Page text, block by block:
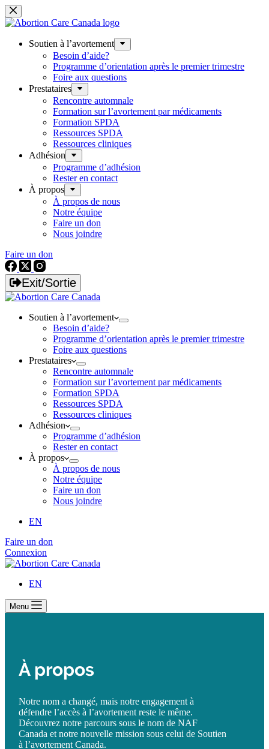
Skip
to
Soutien à l’avortement
Besoin d’aide?
Programme d’orientation après le premier trimestre
Foire aux questions
Prestataires
Rencontre automnale
Formation sur l’avortement par médicaments
Formation SPDA
Ressources SPDA
Ressources cliniques
Adhésion
Programme d’adhésion
Rester en contact
À propos
À propos de nous
Notre équipe
Faire un don
Nous joindre
Faire un don
Exit/Sortie
Soutien à l’avortement
Besoin d’aide?
Programme d’orientation après le premier trimestre
Foire aux questions
Prestataires
Rencontre automnale
Formation sur l’avortement par médicaments
Formation SPDA
Ressources SPDA
Ressources cliniques
Adhésion
Programme d’adhésion
Rester en contact
À propos
À propos de nous
Notre équipe
Faire un don
Nous joindre
EN
Faire un don
Connexion
EN
Menu
À propos
Notre nom a changé, mais notre engagement à
défendre l’accès à l’avortement reste le même.
Découvrez notre parcours sous le nom de NAF
Canada et notre nouvelle mission sous celui de Soutien
à l’avortement Canada.